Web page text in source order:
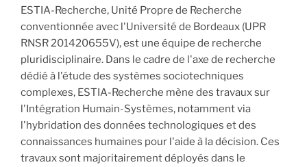
ESTIA-Recherche, Unité Propre de Recherche
conventionnée avec l'Université de Bordeaux (UPR
RNSR 201420655V), est une équipe de recherche
pluridisciplinaire. Dans le cadre de l'axe de recherche
dédié à l'étude des systèmes sociotechniques
complexes, ESTIA-Recherche mène des travaux sur
l'Intégration Humain-Systèmes, notamment via
l'hybridation des données technologiques et des
connaissances humaines pour l'aide à la décision. Ces
travaux sont majoritairement déployés dans le